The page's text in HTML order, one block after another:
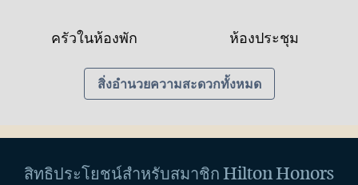
ครัวในห้องพัก ห้องประชุม
สิ่งอํานวยความสะดวกทั้งหมด
สิทธิประโยชน์สำหรับสมาชิก Hilton Honors